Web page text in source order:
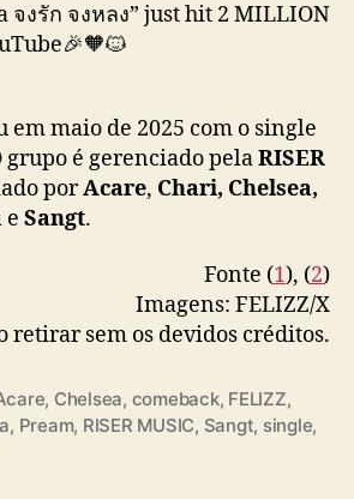
d
a
”
จงรัก จงหลง” just hit 2 MILLION
Platforms
| YouTube :
j0MfT6hd7z
December 18,
em maio de 2025 com o single
grupo é gerenciado pelaRISER
porAcare, Chari, Chelsea,
e Sangt.
Fonte (1), (2)
Imagens: FELIZZ/X
retirar sem os devidos créditos.
, Chelsea, comeback, FELIZZ,
, Pream, RISER MUSIC, Sangt, single,